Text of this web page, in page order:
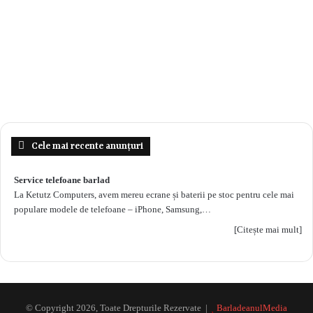
Cele mai recente anunțuri
Service telefoane barlad
La Ketutz Computers, avem mereu ecrane și baterii pe stoc pentru cele mai
populare modele de telefoane – iPhone, Samsung,…
[Citește mai mult]
© Copyright 2026, Toate Drepturile Rezervate | BarladeanulMedia